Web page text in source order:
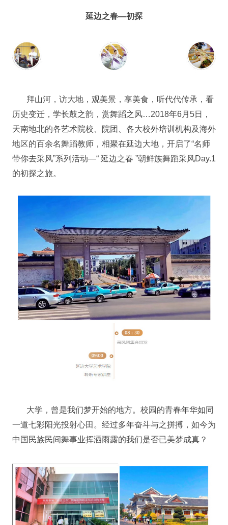
延边之春—初探
拜山河，访大地，观美景，享美食，听代代传承，看
历史变迁，学长鼓之韵，赏舞蹈之风…2018年6月5日，
天南地北的各艺术院校、院团、各大校外培训机构及海外
地区的百余名舞蹈教师，相聚在延边大地，开启了“名师
带你去采风”系列活动—“ 延边之春 ”朝鲜族舞蹈采风Day.1
的初探之旅。
大学，曾是我们梦开始的地方。校园的青春年华如同
一道七彩阳光投射心田。经过多年奋斗与之拼搏，如今为
中国民族民间舞事业挥洒雨露的我们是否已美梦成真？